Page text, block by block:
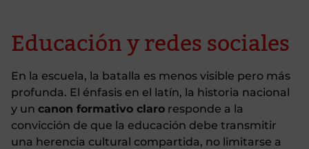
Educación y redes sociales
En la escuela, la batalla es menos visible pero más
profunda. El énfasis en el latín, la historia nacional
y un canon formativo claro responde a la
convicción de que la educación debe transmitir
una herencia cultural compartida, no limitarse a